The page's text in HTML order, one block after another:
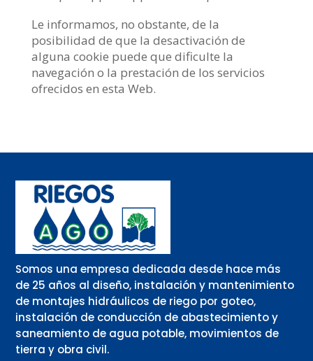
Le informamos, no obstante, de la
posibilidad de que la desactivación de
alguna cookie puede que dificulte la
navegación o la prestación de los servicios
ofrecidos en esta Web.
Somos una empresa dedicada desde hace más
de 25 años al diseño, instalación y mantenimiento
de montajes hidráulicos de riego por goteo,
instalación de conducción de abastecimiento y
saneamiento de agua potable, movimientos de
tierra y obra civil.